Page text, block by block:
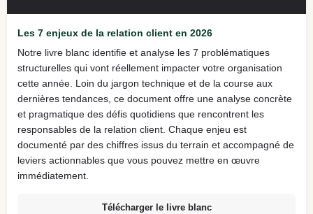
Les 7 enjeux de la relation client en 2026
Notre livre blanc identifie et analyse les 7 problématiques
structurelles qui vont réellement impacter votre organisation
cette année. Loin du jargon technique et de la course aux
dernières tendances, ce document offre une analyse concrète
et pragmatique des défis quotidiens que rencontrent les
responsables de la relation client. Chaque enjeu est
documenté par des chiffres issus du terrain et accompagné de
leviers actionnables que vous pouvez mettre en œuvre
immédiatement.
Télécharger le livre blanc